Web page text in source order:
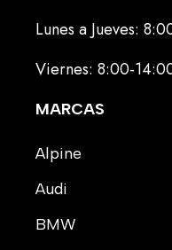
Lunes a Jueves:
Viernes: 8:00-
MARCAS
Alpine
Audi
BMW